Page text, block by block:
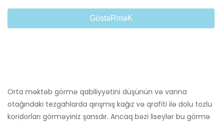
GöstəRməK
Orta məktəb görmə qabiliyyətini düşünün və vanna
otağındakı tezgahlarda qırışmış kağız və qrafiti ilə dolu tozlu
koridorları görməyiniz şansdır. Ancaq bəzi liseylər bu görmə